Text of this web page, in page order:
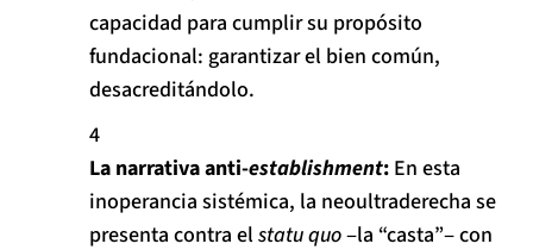
capacidad para cumplir su propósito
fundacional: garantizar el bien común,
desacreditándolo.
La narrativa anti-establishment: En esta
inoperancia sistémica, la neoultraderecha se
presenta contra el statu quo‒la “casta”‒ con